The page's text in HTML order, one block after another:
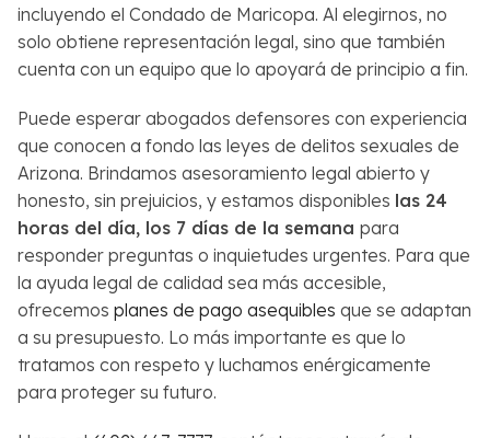
incluyendo el Condado de Maricopa. Al elegirnos, no
solo obtiene representación legal, sino que también
cuenta con un equipo que lo apoyará de principio a fin.
Puede esperar abogados defensores con experiencia
que conocen a fondo las leyes de delitos sexuales de
Arizona. Brindamos asesoramiento legal abierto y
honesto, sin prejuicios, y estamos disponibles las 24
horas del día, los 7 días de la semana para
responder preguntas o inquietudes urgentes. Para que
la ayuda legal de calidad sea más accesible,
ofrecemos planes de pago asequibles que se adaptan
a su presupuesto. Lo más importante es que lo
tratamos con respeto y luchamos enérgicamente
para proteger su futuro.